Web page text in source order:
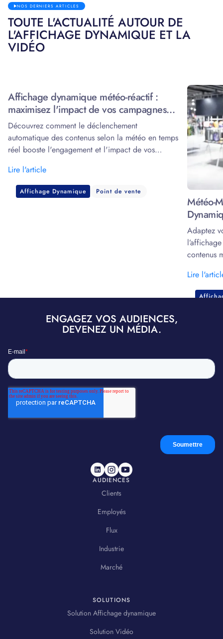
NOS DERNIERS ARTICLES
TOUTE L'ACTUALITÉ AUTOUR DE
L'AFFICHAGE DYNAMIQUE ET LA
VIDÉO
Affichage dynamique météo-réactif :
maximisez l'impact de vos campagnes
grâce à la data
Découvrez comment le déclenchement
automatique des contenus selon la météo en temps
réel booste l'engagement et l'impact de vos
Lire l'article
Affichage Dynamique Point de vente
Météo-
Adaptez
contenus
Lire
ENGAGEZ VOS AUDIENCES,
DEVENEZ UN MÉDIA.
AUDIENCES
Clients
Employés
Flux
Industrie
Marché
SOLUTIONS
Solution Affichage dynamique
Solution Vidéo